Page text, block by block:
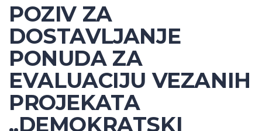
POZIV ZA
DOSTAVLJANJE
PONUDA ZA
EVALUACIJU VEZANIH
PROJEKATA
„DEMOKRATSKI